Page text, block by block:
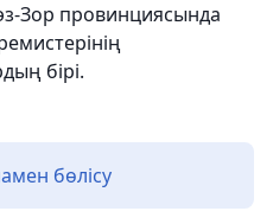
Зор провинциясында
бірі.
бөлісу